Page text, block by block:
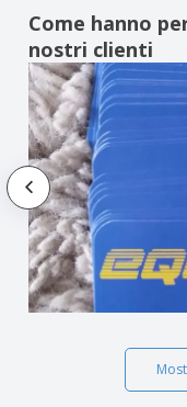
Come hanno
nostri clienti